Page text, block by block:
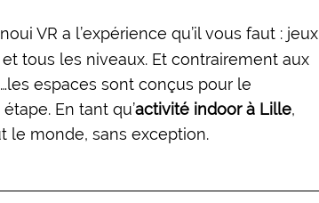
VR a l’expérience qu’il vous faut : jeux
tous les niveaux. Et contrairement aux
espaces sont conçus pour le
En tant qu’activité indoor à Lille,
le monde, sans exception.